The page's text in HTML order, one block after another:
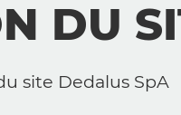
DU
site Dedalus SpA